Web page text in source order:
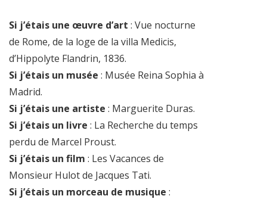
Si j’étais une œuvre d’art : Vue nocturne
de Rome, de la loge de la villa Medicis,
d’Hippolyte Flandrin, 1836.
Si j’étais un musée : Musée Reina Sophia à
Madrid.
Si j’étais une artiste : Marguerite Duras.
Si j’étais un livre : La Recherche du temps
perdu de Marcel Proust.
Si j’étais un film : Les Vacances de
Monsieur Hulot de Jacques Tati.
Si j’étais un morceau de musique :